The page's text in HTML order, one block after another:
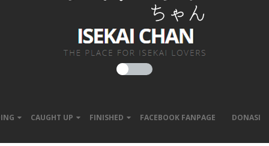
CAUGHT UP FINISHED FACEBOOK FANPAGE DONASI